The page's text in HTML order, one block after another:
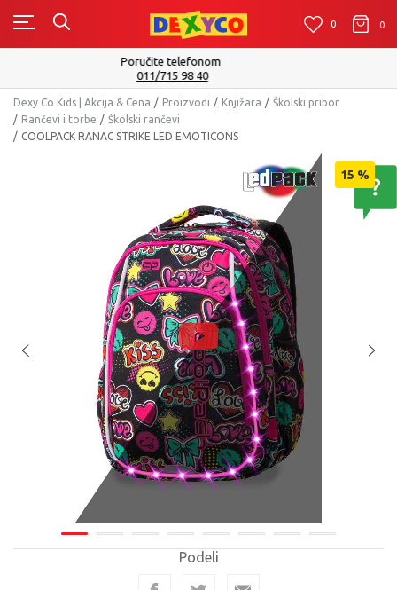
0 0 0
Isporuku možete očekivati u roku od 2 do 4 radna dana!
Pogledaj više
Dexy Co Kids | Akcija & Cena Proizvodi Knjižara
Školski pribor
Rančevi i torbe
Školski rančevi
COOLPACK RANAC STRIKE LED EMOTICONS
15 %
Podeli